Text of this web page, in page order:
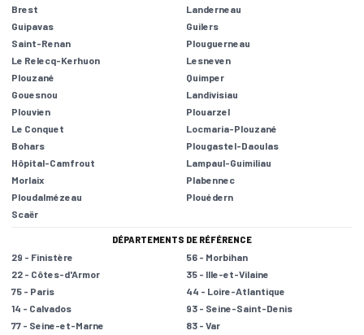
Brest
Landerneau
Guipavas
Guilers
Saint-Renan
Plouguerneau
Le Relecq-Kerhuon
Lesneven
Plouzané
Quimper
Gouesnou
Landivisiau
Plouvien
Plouarzel
Le Conquet
Locmaria-Plouzané
Bohars
Plougastel-Daoulas
Hôpital-Camfrout
Lampaul-Guimiliau
Morlaix
Plabennec
Ploudalmézeau
Plouédern
Scaër
DÉPARTEMENTS DE RÉFÉRENCE
29 - Finistère
56 - Morbihan
22 - Côtes-d'Armor
35 - Ille-et-Vilaine
75 - Paris
44 - Loire-Atlantique
14 - Calvados
93 - Seine-Saint-Denis
77 - Seine-et-Marne
83 - Var